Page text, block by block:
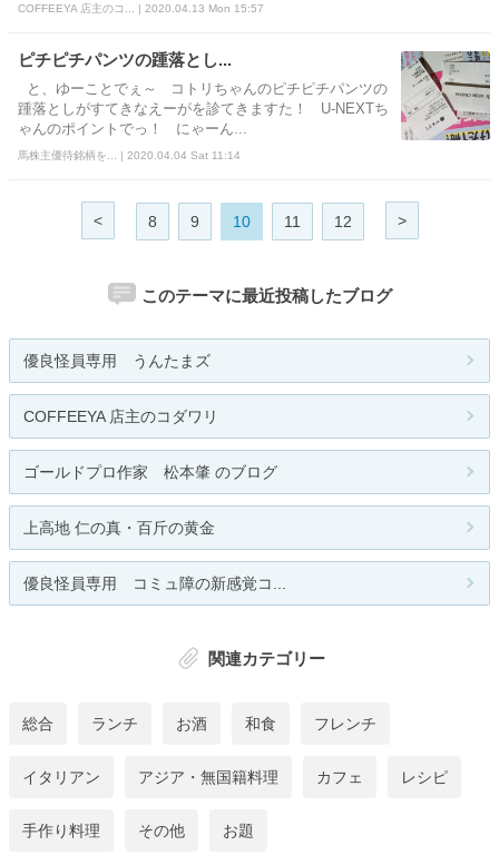
COFFEEYA 店主のコ... | 2020.04.13 Mon 15:57
ピチピチパンツの踵落とし...
と、ゆーことでぇ～ コトリちゃんのピチピチパンツの
踵落としがすてきなえーがを診てきますた！ U-NEXTち
ゃんのポイントでっ！ にゃーん...
馬株主優待銘柄を... | 2020.04.04 Sat 11:14
< 8 9 10 11 12 >
このテーマに最近投稿したブログ
優良怪員専用 うんたまズ
COFFEEYA 店主のコダワリ
ゴールドプロ作家 松本肇 のブログ
上高地 仁の真・百斤の黄金
優良怪員専用 コミュ障の新感覚コ...
関連カテゴリー
総合 ランチ お酒 和食 フレンチ
イタリアン アジア・無国籍料理 カフェ レシピ
手作り料理 その他 お題